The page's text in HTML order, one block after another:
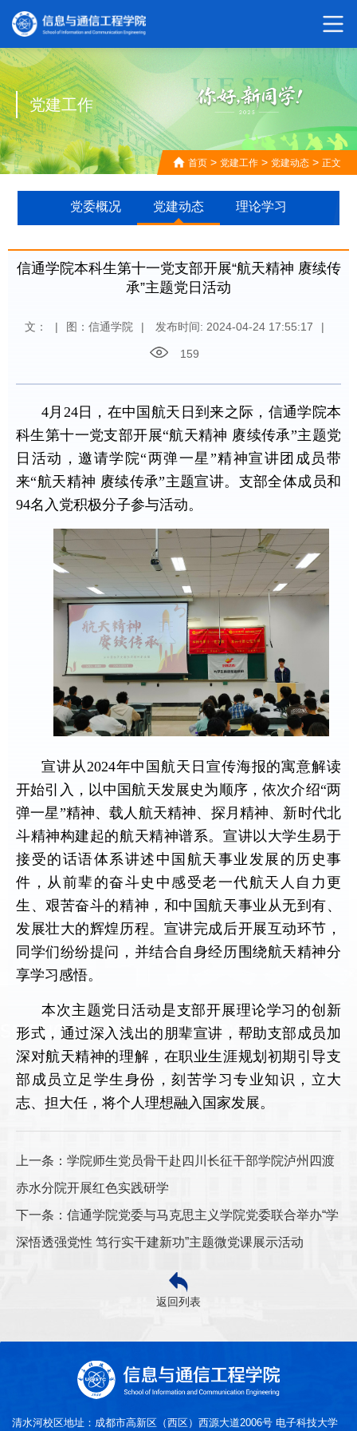
党建工作
首页 > 党建工作 > 党建动态 > 正文
党委概况 党建动态 理论学习
信通学院本科生第十一党支部开展“航天精神 赓续传
承”主题党日活动
文： | 图：信通学院 | 发布时间: 2024-04-24 17:55:17 |
159
4月24日，在中国航天日到来之际，信通学院本
科生第十一党支部开展“航天精神 赓续传承”主题党
日活动，邀请学院“两弹一星”精神宣讲团成员带
来“航天精神 赓续传承”主题宣讲。支部全体成员和
94名入党积极分子参与活动。
宣讲从2024年中国航天日宣传海报的寓意解读
开始引入，以中国航天发展史为顺序，依次介绍“两
弹一星”精神、载人航天精神、探月精神、新时代北
斗精神构建起的航天精神谱系。宣讲以大学生易于
接受的话语体系讲述中国航天事业发展的历史事
件，从前辈的奋斗史中感受老一代航天人自力更
生、艰苦奋斗的精神，和中国航天事业从无到有、
发展壮大的辉煌历程。宣讲完成后开展互动环节，
同学们纷纷提问，并结合自身经历围绕航天精神分
享学习感悟。
本次主题党日活动是支部开展理论学习的创新
形式，通过深入浅出的朋辈宣讲，帮助支部成员加
深对航天精神的理解，在职业生涯规划初期引导支
部成员立足学生身份，刻苦学习专业知识，立大
志、担大任，将个人理想融入国家发展。
上一条：学院师生党员骨干赴四川长征干部学院泸州四渡
赤水分院开展红色实践研学
下一条：信通学院党委与马克思主义学院党委联合举办“学
深悟透强党性 笃行实干建新功”主题微党课展示活动
返回列表
清水河校区地址：成都市高新区（西区）西源大道2006号 电子科技大学